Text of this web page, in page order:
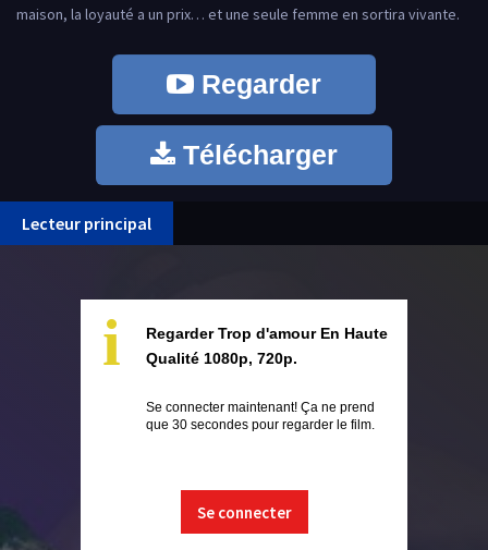
maison, la loyauté a un prix… et une seule femme en sortira vivante.
Regarder
Télécharger
Lecteur principal
i
Regarder Trop d'amour En Haute
Qualité 1080p, 720p.
Se connecter maintenant! Ça ne prend
que 30 secondes pour regarder le film.
Se connecter